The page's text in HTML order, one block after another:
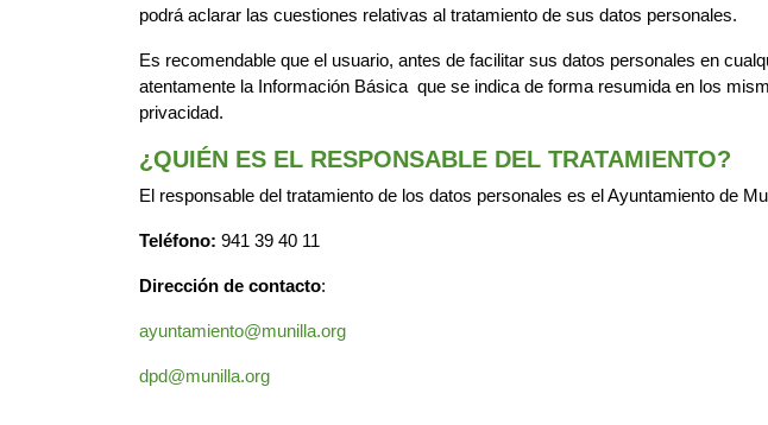
podrá aclarar las cuestiones relativas al tratamiento de sus datos personales.
Es recomendable que el usuario, antes de facilitar sus datos personales en
atentamente la Información Básica que se indica de forma resumida en los
privacidad.
¿QUIÉN ES EL RESPONSABLE DEL TRATAMIENTO?
El responsable del tratamiento de los datos personales es el Ayuntamiento de
Teléfono: 941 39 40 11
Dirección de contacto:
ayuntamiento@munilla.org
dpd@munilla.org